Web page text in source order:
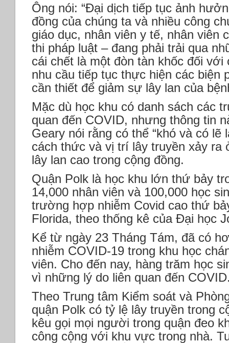
Ông nói: “Đại dịch tiếp tục ảnh
đồng của chúng ta và nhiều công
giáo dục, nhân viên y tế, nhân viên
thi pháp luật – đang phải trải qua
cái chết là một đòn tàn khốc đối với
nhu cầu tiếp tục thực hiện các biện
cần thiết để giảm sự lây lan của
Mặc dù học khu có danh sách các
quan đến COVID, nhưng thông tin
Geary nói rằng có thể “khó và có lẽ
cách thức và vị trí lây truyền xảy
lây lan cao trong cộng đồng.
Quận Polk là học khu lớn thứ bảy
14,000 nhân viên và 100,000 học
trường hợp nhiễm Covid cao thứ
Florida, theo thống kê của Đại học
Kể từ ngày 23 Tháng Tám, đã có
nhiễm COVID-19 trong khu học
viên. Cho đến nay, hàng trăm học
vì những lý do liên quan đến
Theo Trung tâm Kiểm soát và
quận Polk có tỷ lệ lây truyền trong
kêu gọi mọi người trong quận đeo
công cộng với khu vực trong nhà.